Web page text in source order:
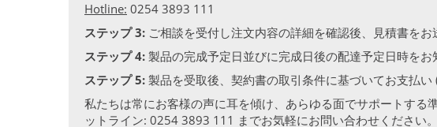
Hotline: 0254 3893 111
ステップ 3: ご相談を受付し注文内容の詳細を確認後、見積書を
ステップ 4: 製品の完成予定日並びに完成日後の配達予定日時をお
ステップ 5: 製品を受取後、契約書の取引条件に基づいてお支払い
私たちは常にお客様の声に耳を傾け、あらゆる面でサポートす
ットライン: 0254 3893 111 までお気軽にお問い合わせください。